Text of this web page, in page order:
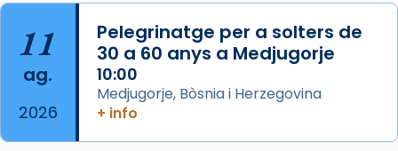
«Si vols saber què és calor, ves per les
Santes a Mataró»🥵.
Photo
View on Facebook ·
11
ag.
2026
Pelegrinatge per a solters de
30 a 60 anys a Medjugorje
10:00
Medjugorje, Bòsnia i Herzegovina
+ info